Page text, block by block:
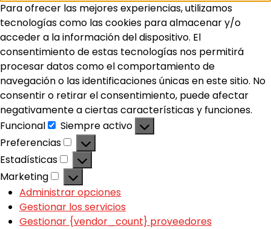
Para ofrecer las mejores experiencias, utilizamos
tecnologías como las cookies para almacenar y/o
acceder a la información del dispositivo. El
consentimiento de estas tecnologías nos permitirá
procesar datos como el comportamiento de
navegación o las identificaciones únicas en este sitio. No
consentir o retirar el consentimiento, puede afectar
negativamente a ciertas características y funciones.
Funcional
Siempre activo
Preferencias
Estadísticas
Marketing
Administrar opciones
Gestionar los servicios
Gestionar {vendor_count} proveedores